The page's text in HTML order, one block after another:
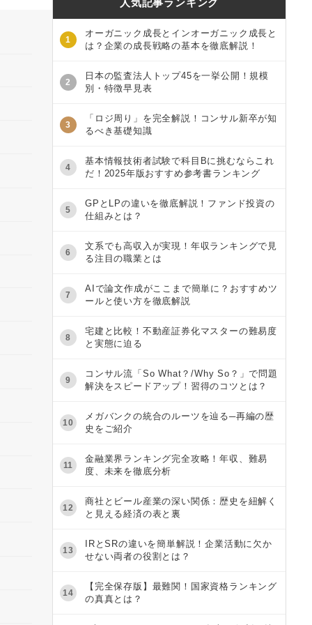
1
オーガニック成長とインオーガニック成長と
は？企業の成長戦略の基本を徹底解説！
2
日本の監査法人トップ45を一挙公開！規模
別・特徴早見表
3
「ロジ周り」を完全解説！コンサル新卒が知
るべき基礎知識
4
基本情報技術者試験で科目Bに挑むならこれ
だ！2025年版おすすめ参考書ランキング
5
GPとLPの違いを徹底解説！ファンド投資の
仕組みとは？
6
文系でも高収入が実現！年収ランキングで見
る注目の職業とは
7
AIで論文作成がここまで簡単に？おすすめツ
ールと使い方を徹底解説
8
宅建と比較！不動産証券化マスターの難易度
と実態に迫る
9
コンサル流「So What？/Why So？」で問題
解決をスピードアップ！習得のコツとは？
10
メガバンクの統合のルーツを辿る─再編の歴
史をご紹介
11
金融業界ランキング完全攻略！年収、難易
度、未来を徹底分析
12
商社とビール産業の深い関係：歴史を紐解く
と見える経済の表と裏
13
IRとSRの違いを簡単解説！企業活動に欠か
せない両者の役割とは？
14
【完全保存版】最難関！国家資格ランキング
の真真とは？